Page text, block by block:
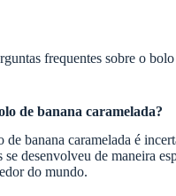
frequentes sobre o bolo
de banana caramelada?
banana caramelada é
se desenvolveu de maneira
do mundo.